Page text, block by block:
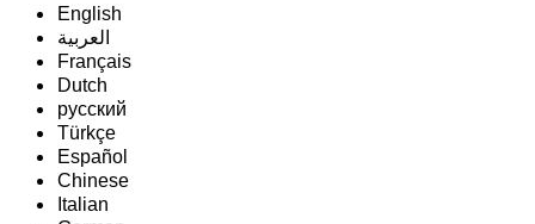
English
‏العربية‏
Français
Dutch
русский
Türkçe
Español
Chinese
Italian